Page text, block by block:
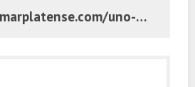
https://www.elmarplatense.com/uno-de-cada-cuatro-despidos-del-sector-privado-ocurrio-en-la-provincia-de-buenos-aires